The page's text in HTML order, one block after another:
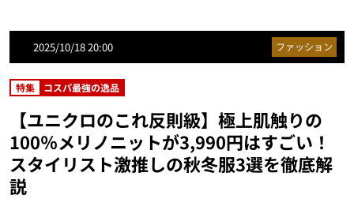
2025/10/18 20:00 ファッション
特集 コスパ最強の逸品
【ユニクロのこれ反則級】極上肌触りの
100％メリノニットが3,990円はすごい！
スタイリスト激推しの秋冬服3選を徹底解
説